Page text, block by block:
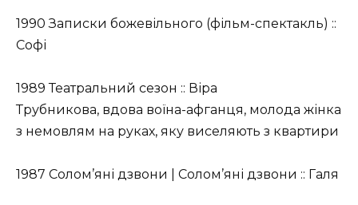
1990 Записки божевільного (фільм-спектакль) ::
Софі
1989 Театральний сезон :: Віра
Трубникова, вдова воїна-афганця, молода жінка
з немовлям на руках, яку виселяють з квартири
1987 Солом’яні дзвони | Солом’яні дзвони :: Галя